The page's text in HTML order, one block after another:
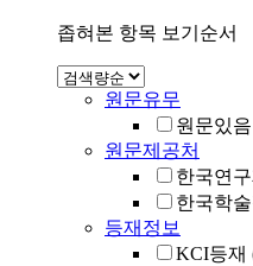
좁혀본 항목 보기순서
원문유무
원문있음
원문제공처
한국연
한국학
등재정보
KCI등재